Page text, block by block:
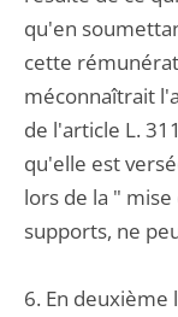
qu'en
cette
méconnaîtrait
de l'article L.
qu'elle est
lors de la "
supports, ne
6. En deuxième